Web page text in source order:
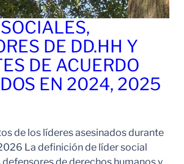
DE DD.HH Y
DE ACUERDO
EN 2024, 2025
de los líderes asesinados durante
La definición de líder social